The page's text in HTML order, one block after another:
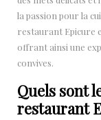
la passion pour la
restaurant Epicure
offrant ainsi une
convives.
Quels sont
restaurant